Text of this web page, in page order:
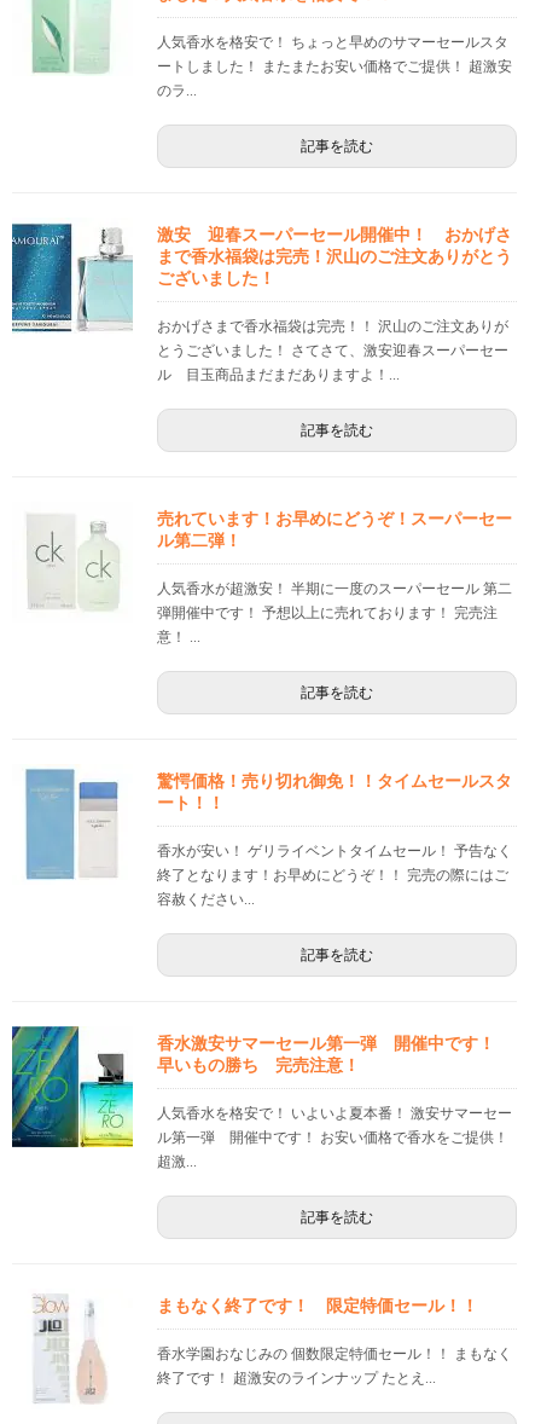
人気香水を格安で！ ちょっと早めのサマーセールスタ
ートしました！ またまたお安い価格でご提供！ 超激安
のラ...
記事を読む
激安 迎春スーパーセール開催中！ おかげさ
まで香水福袋は完売！沢山のご注文ありがとう
ございました！
おかげさまで香水福袋は完売！！ 沢山のご注文ありが
とうございました！ さてさて、激安迎春スーパーセー
ル 目玉商品まだまだありますよ！...
記事を読む
売れています！お早めにどうぞ！スーパーセー
ル第二弾！
人気香水が超激安！ 半期に一度のスーパーセール 第二
弾開催中です！ 予想以上に売れております！ 完売注
意！ ...
記事を読む
驚愕価格！売り切れ御免！！タイムセールスタ
ート！！
香水が安い！ ゲリライベントタイムセール！ 予告なく
終了となります！お早めにどうぞ！！ 完売の際にはご
容赦ください...
記事を読む
香水激安サマーセール第一弾 開催中です！
早いもの勝ち 完売注意！
人気香水を格安で！ いよいよ夏本番！ 激安サマーセー
ル第一弾 開催中です！ お安い価格で香水をご提供！
超激...
記事を読む
まもなく終了です！ 限定特価セール！！
香水学園おなじみの 個数限定特価セール！！ まもなく
終了です！ 超激安のラインナップ たとえ...